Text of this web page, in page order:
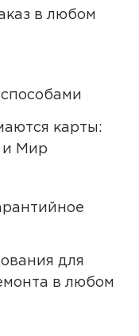
(если
Вы можете
удобный для
вы
в любом
карты:
и Мир
для
в любом